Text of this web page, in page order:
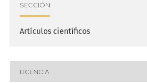
SECCIÓN
Artículos científicos
LICENCIA